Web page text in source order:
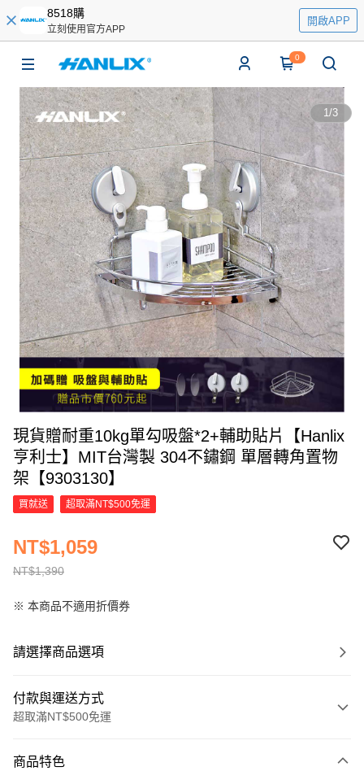
8518購
立刻使用官方APP
開啟APP
0
1/3
現貨贈耐重10kg單勾吸盤*2+輔助貼片【Hanlix
亨利士】MIT台灣製 304不鏽鋼 單層轉角置物
架【9303130】
買就送 超取滿NT$500免運
NT$1,390
NT$1,059
※ 本商品不適用折價券
請選擇商品選項
付款與運送方式
超取滿NT$500免運
信用卡一次付款
商品特色